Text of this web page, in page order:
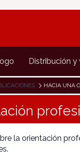
Distribución y
HACIA UNA
la orientación